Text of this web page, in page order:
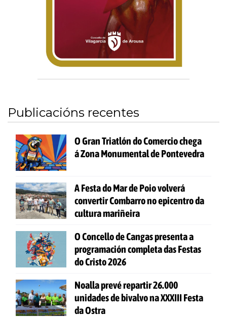
Publicacións recentes
O Gran Triatlón do Comercio chega
á Zona Monumental de Pontevedra
A Festa do Mar de Poio volverá
convertir Combarro no epicentro da
cultura mariñeira
O Concello de Cangas presenta a
programación completa das Festas
do Cristo 2026
Noalla prevé repartir 26.000
unidades de bivalvo na XXXIII Festa
da Ostra